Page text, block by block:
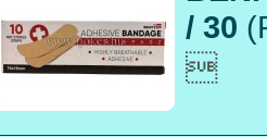
/ 30
